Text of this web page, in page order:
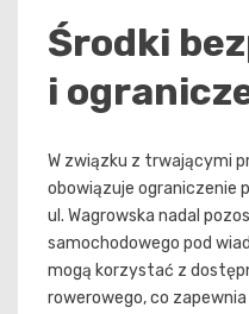
Środki
i
W związku z trwającymi
obowiązuje ograniczenie
ul. Wagrowska nadal
samochodowego pod
mogą korzystać z
rowerowego, co